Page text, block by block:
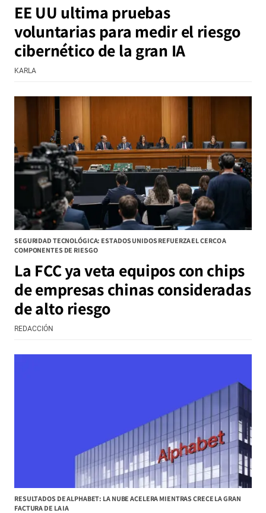
EE UU ultima pruebas
voluntarias para medir el riesgo
cibernético de la gran IA
KARLA
SEGURIDAD TECNOLÓGICA: ESTADOS UNIDOS REFUERZA EL CERCO A
COMPONENTES DE RIESGO
La FCC ya veta equipos con chips
de empresas chinas consideradas
de alto riesgo
REDACCIÓN
RESULTADOS DE ALPHABET: LA NUBE ACELERA MIENTRAS CRECE LA GRAN
FACTURA DE LA IA